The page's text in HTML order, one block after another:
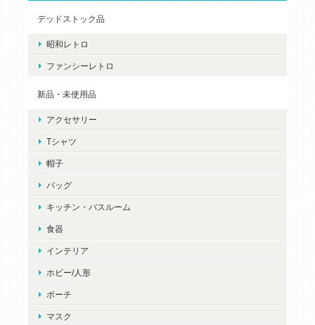
デッドストック品
昭和レトロ
ファンシーレトロ
新品・未使用品
アクセサリー
Tシャツ
帽子
バッグ
キッチン・バスルーム
食器
インテリア
ホビー/人形
ポーチ
マスク